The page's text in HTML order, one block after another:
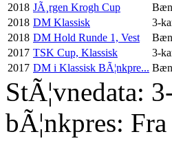
2018 JÃ¸rgen Krogh Cup
2018 DM Klassisk 3-
2018 DM Hold Runde 1, Vest
2017 TSK Cup, Klassisk 3-
2017 DM i Klassisk BÃ¦nkpre...
StÃ¦vnedata:
bÃ¦nkpres: